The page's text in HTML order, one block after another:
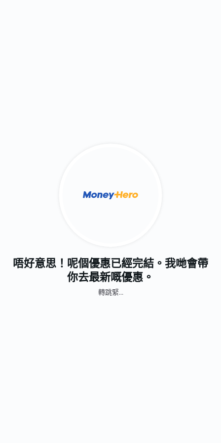
唔好意思！呢個優惠已經完結。我哋會帶
你去最新嘅優惠。
轉跳緊...